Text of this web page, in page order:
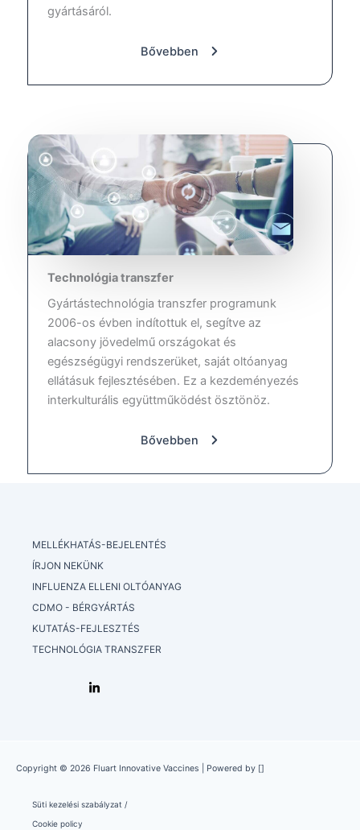
gyártásáról.
Bővebben
Technológia transzfer
Gyártástechnológia transzfer programunk
2006-os évben indítottuk el, segítve az
alacsony jövedelmű országokat és
egészségügyi rendszerüket, saját oltóanyag
ellátásuk fejlesztésében. Ez a kezdeményezés
interkulturális együttműködést ösztönöz.
Bővebben
MELLÉKHATÁS-BEJELENTÉS
ÍRJON NEKÜNK
INFLUENZA ELLENI OLTÓANYAG
CDMO - BÉRGYÁRTÁS
KUTATÁS-FEJLESZTÉS
TECHNOLÓGIA TRANSZFER
Copyright © 2026 Fluart Innovative Vaccines | Powered by []
Süti kezelési szabályzat /
Cookie policy